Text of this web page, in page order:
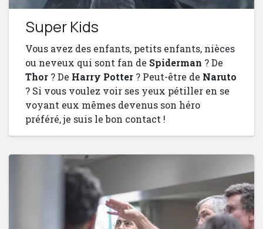
Super Kids
Vous avez des enfants, petits enfants, nièces
ou neveux qui sont fan de Spiderman ? De
Thor ? De Harry Potter ? Peut-être de Naruto
? Si vous voulez voir ses yeux pétiller en se
voyant eux mêmes devenus son héro
préféré, je suis le bon contact !